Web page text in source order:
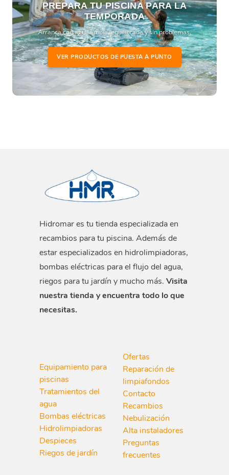
PREPARA TU PISCINA PARA LA
TEMPORADA
Arranca con agua limpia, equilibrada y sin problemas.
VER PRODUCTOS DE PUESTA A PUNTO
Hidromar es tu tienda especializada en
recambios para tu piscina. Además de
estar especializados en hidrolimpiadoras,
bombas eléctricas para el flujo del agua,
riegos para tu jardín y mucho más. Visita
nuestra tienda y encuentra todo lo que
necesitas.
Equipamiento para
piscinas
Tratamientos del
agua
Bombas eléctricas
Hidrolimpiadoras
Despieces
Riegos de jardín
Ofertas
Reparación de
limpiafondos
Contacto
Recambios
Nebulización
Alta instaladores
Preguntas
frecuentes